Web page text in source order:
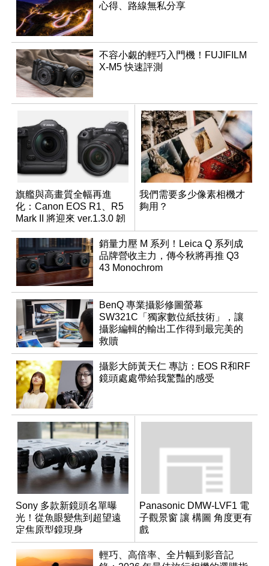
心得、路線無私分享
不容小覷的輕巧入門機！FUJIFILM
X-M5 快速評測
旗艦與高畫質全幅再進
化：Canon EOS R1、R5
Mark II 將迎來 ver.1.3.0 韌
體更新
我們需要多少像素相機才
夠用？
銷量力壓 M 系列！Leica Q 系列成
品牌營收主力，傳今秋將再推 Q3
43 Monochrom
BenQ 專業攝影修圖螢幕
SW321C「獨家數位紙技術」，讓
攝影編輯的輸出工作得到最完美的
救贖
攝影大師黃天仁 專訪：EOS R和RF
鏡頭處處帶給我驚豔的感受
Sony 多款新鏡頭名單曝
光！從魚眼變焦到超望遠
定焦原型鏡現身
Panasonic DMW-LVF1 電
子觀景窗 讓 構圖 角度更有
戲
輕巧、高倍率、全片幅到影音記